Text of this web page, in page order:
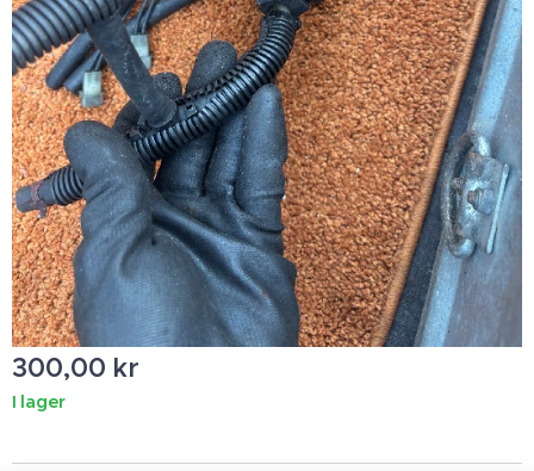
300,00 kr
I lager